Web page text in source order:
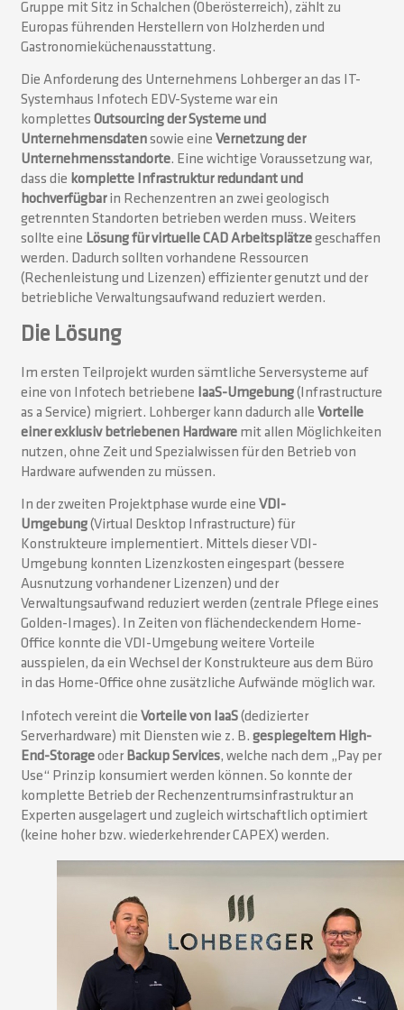
Gruppe mit Sitz in Schalchen (Oberösterreich), zählt zu
Europas führenden Herstellern von Holzherden und
Gastronomieküchenausstattung.
Die Anforderung des Unternehmens Lohberger an das IT-
Systemhaus Infotech EDV-Systeme war ein
komplettes Outsourcing der Systeme und
Unternehmensdatensowie eine Vernetzung der
Unternehmensstandorte. Eine wichtige Voraussetzung war,
dass die komplette Infrastruktur redundant und
hochverfügbarin Rechenzentren an zwei geologisch
getrennten Standorten betrieben werden muss. Weiters
sollte eine Lösung für virtuelle CAD Arbeitsplätzegeschaffen
werden. Dadurch sollten vorhandene Ressourcen
(Rechenleistung und Lizenzen) effizienter genutzt und der
betriebliche Verwaltungsaufwand reduziert werden.
Die Lösung
Im ersten Teilprojekt wurden sämtliche Serversysteme auf
eine von Infotech betriebene IaaS-Umgebung(Infrastructure
as a Service) migriert. Lohberger kann dadurch alle Vorteile
einer exklusiv betriebenen Hardware mit allen Möglichkeiten
nutzen, ohne Zeit und Spezialwissen für den Betrieb von
Hardware aufwenden zu müssen.
In der zweiten Projektphase wurde eine VDI-
Umgebung(Virtual Desktop Infrastructure) für
Konstrukteure implementiert. Mittels dieser VDI-
Umgebung konnten Lizenzkosten eingespart (bessere
Ausnutzung vorhandener Lizenzen) und der
Verwaltungsaufwand reduziert werden (zentrale Pflege eines
Golden-Images). In Zeiten von flächendeckendem Home-
Office konnte die VDI-Umgebung weitere Vorteile
ausspielen, da ein Wechsel der Konstrukteure aus dem Büro
in das Home-Office ohne zusätzliche Aufwände möglich war.
Infotech vereint die Vorteile von IaaS(dedizierter
Serverhardware) mit Diensten wie z. B. gespiegeltem High-
End-Storageoder Backup Services, welche nach dem „Pay per
Use“ Prinzip konsumiert werden können. So konnte der
komplette Betrieb der Rechenzentrumsinfrastruktur an
Experten ausgelagert und zugleich wirtschaftlich optimiert
(keine hoher bzw. wiederkehrender CAPEX) werden.